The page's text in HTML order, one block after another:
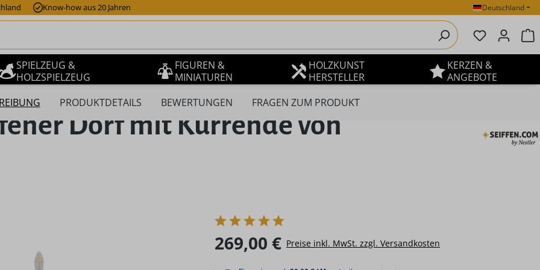
Know-how aus 20 Jahren Deutschland
Du hast 0
SPIELZEUG &
HOLZSPIELZEUG
FIGUREN &
MINIATUREN
HOLZKUNST
HERSTELLER
KERZEN &
ANGEBOTE
PRODUKTDETAILS BEWERTUNGEN FRAGEN ZUM PRODUKT
Dorf mit Kurrende von
Regulärer Preis:
269,00 € Preise inkl. MwSt. zzgl. Versandkosten